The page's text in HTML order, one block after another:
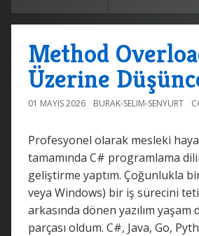
Method
Üzerine
01 MAYIS 2026 BURAK-SELIM-SENYURT
Profesyonel olarak mesleki
tamamında C# programlama
geliştirme yaptım. Çoğunlukla
veya Windows) bir iş sürecini
arkasında dönen yazılım
parçası oldum. C#, Java, Go,